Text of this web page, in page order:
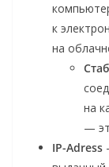
к
на
на
—
IP-Adress